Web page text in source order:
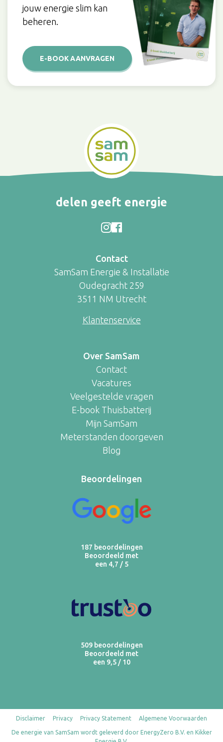
jouw energie slim kan
beheren.
E-BOOK AANVRAGEN
delen geeft energie
Contact
SamSam Energie & Installatie
Oudegracht 259
3511 NM Utrecht
Klantenservice
Over SamSam
Contact
Vacatures
Veelgestelde vragen
E-book Thuisbatterij
Mijn SamSam
Meterstanden doorgeven
Blog
Beoordelingen
187 beoordelingen
Beoordeeld met
een 4,7 / 5
509 beoordelingen
Beoordeeld met
een 9,5 / 10
Disclaimer Privacy Privacy Statement Algemene Voorwaarden
De energie van SamSam wordt geleverd door EnergyZero B.V. en Kikker